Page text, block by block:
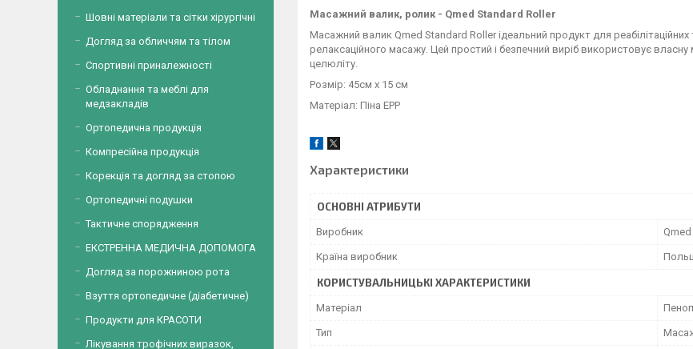
Масажний валик, ролик - Qmed Standard Roller
Масажний валик Qmed Standard Roller ідеальний продукт для
релаксаційного масажу. Цей простий і безпечний виріб використовує
целюліту.
Розмір: 45см х 15 см
Матеріал: Піна EPP
Характеристики
ОСНОВНІ АТРИБУТИ
Виробник Qmed
Країна виробник
КОРИСТУВАЛЬНИЦЬКІ ХАРАКТЕРИСТИКИ
Матеріал
Тип
Шовні матеріали та сітки хірургічні
Догляд за обличчям та тілом
Спортивні приналежності
Обладнання та меблі для
медзакладів
Ортопедична продукція
Компресійна продукція
Корекція та догляд за стопою
Ортопедичні подушки
Тактичне спорядження
ЕКСТРЕННА МЕДИЧНА ДОПОМОГА
Догляд за порожниною рота
Взуття ортопедичне (діабетичне)
Продукти для КРАСОТИ
Лікування трофічних виразок,